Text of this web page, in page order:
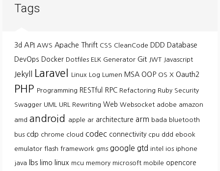
Tags
3d API AWS Apache Thrift CSS CleanCode DDD Database
DevOps Docker Dotfiles ELK Generator Git JWT Javascript
Jekyll Laravel Linux Log Lumen MSA OOP OS X Oauth2
PHP Programming RESTful RPC Refactoring Ruby Security
Swagger UML URL Rewriting Web Websocket adobe amazon
amd android apple ar architecture arm bada bluetooth
bus cdp chrome cloud codec connectivity cpu ddd ebook
emulator flash framework gms google gtd intel ios iphone
java lbs limo linux mcu memory microsoft mobile opencore